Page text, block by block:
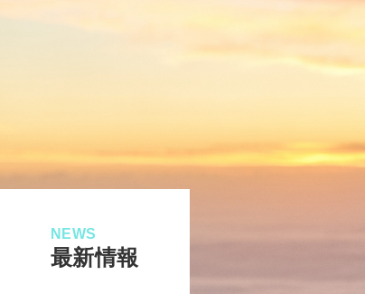
NEWS
最新情報